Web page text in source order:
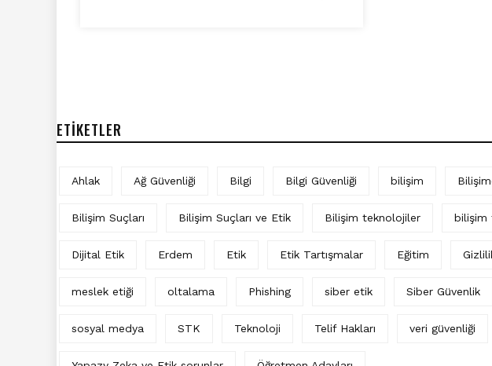
ETIKETLER
Ahlak Ağ Güvenliği Bilgi Bilgi Güvenliği bilişim
Bilişim Suçları Bilişim Suçları ve Etik Bilişim teknolojiler bilişim
Dijital Etik Erdem Etik Etik Tartışmalar Eğitim
meslek etiği oltalama Phishing siber etik Siber Güvenlik
sosyal medya STK Teknoloji Telif Hakları veri güvenliği